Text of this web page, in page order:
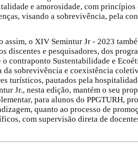
e amorosidade, com princípios
visando a sobrevivência, pela
assim, o XIV Semintur Jr - 2023
discentes e pesquisadores, dos
o contraponto Sustentabilidade e
da sobrevivência e coexistência
turísticos, pautados pela
Jr., nesta edição, mantém o seu
para alunos do PPGTURH,
quanto ao processo de
com supervisão direta de